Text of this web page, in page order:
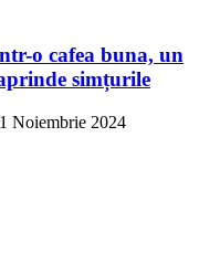
o cafea buna, un
simțurile
Noiembrie 2024